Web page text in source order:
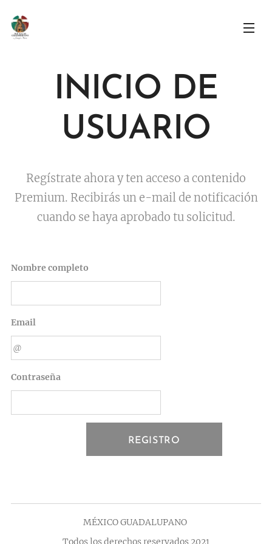
INICIO DE
USUARIO
Regístrate ahora y ten acceso a contenido
Premium. Recibirás un e-mail de notificación
cuando se haya aprobado tu solicitud.
Nombre completo
Email
Contraseña
REGISTRO
MÉXICO GUADALUPANO
Todos los derechos reservados 2021